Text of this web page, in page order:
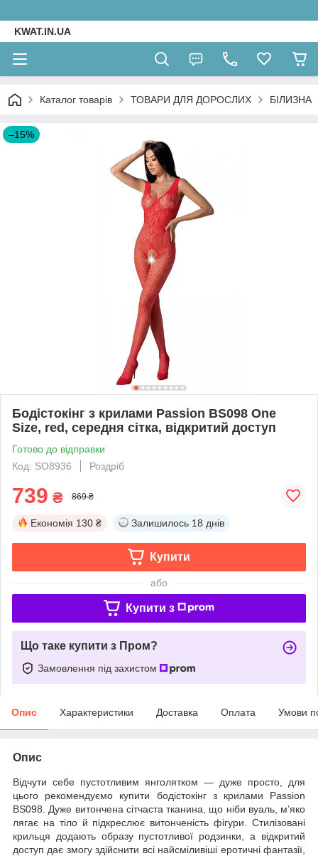
KWAT.IN.UA
Каталог товарів ТОВАРИ ДЛЯ ДОРОСЛИХ БІЛИЗНА
–15%
Бодістокінг з крилами Passion BS098 One
Size, red, середня сітка, відкритий доступ
Готово до відправки
Код: SO8936
Роздріб
739 ₴ 869 ₴
Економія 130 ₴ Залишилось 18 днів
Купити
або
Купити з
Що таке купити з Пром?
Замовлення під захистом
Опис Характеристики Доставка Оплата Умови
Опис
Відчути себе пустотливим янголятком — дуже просто, для
цього рекомендуємо купити бодістокінг з крилами Passion
BS098. Дуже витончена сітчаста тканина, що ніби вуаль, м’яко
лягає на тіло й підкреслює витонченість фігури. Стилізовані
крильця додають образу пустотливої родзинки, а відкритий
доступ дає змогу здійснити всі найсміливіші еротичні фантазії,